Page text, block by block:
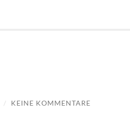
/ KEINE KOMMENTARE